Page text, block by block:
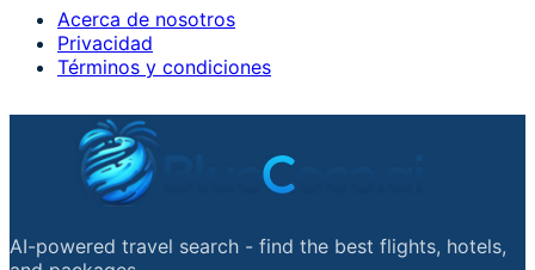
Acerca de nosotros
Privacidad
Términos y condiciones
AI-powered travel search - find the best flights, hotels,